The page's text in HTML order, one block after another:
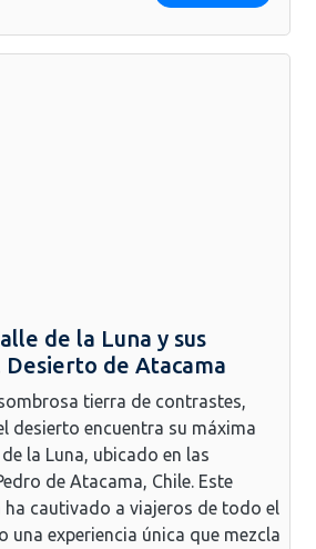
de la Luna y sus
de Atacama
tierra de contrastes,
desierto encuentra su máxima
la Luna, ubicado en las
de Atacama, Chile. Este
ha cautivado a viajeros de todo el
una experiencia única que mezcla